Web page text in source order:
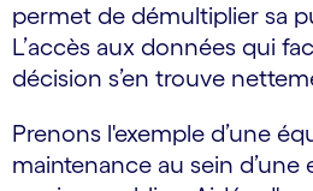
permet de démultiplier sa
L’accès aux données qui
décision s’en trouve
Prenons l'exemple d’une
maintenance au sein d’une